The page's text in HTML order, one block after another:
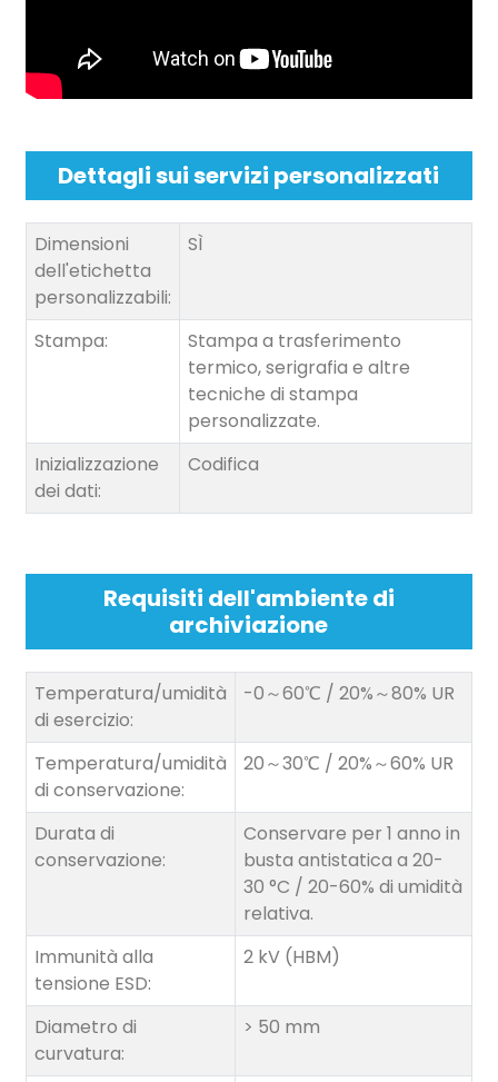
Dettagli sui servizi personalizzati
Dimensioni
dell'etichetta
personalizzabili:
SÌ
Stampa:
Stampa a trasferimento
termico, serigrafia e altre
tecniche di stampa
personalizzate.
Inizializzazione
dei dati:
Codifica
Requisiti dell'ambiente di
archiviazione
Temperatura/umidità
di esercizio:
-0～60℃ / 20%～80% UR
Temperatura/umidità
di conservazione:
20～30℃ / 20%～60% UR
Durata di
conservazione:
Conservare per 1 anno in
busta antistatica a 20-
30 °C / 20-60% di umidità
relativa.
Immunità alla
tensione ESD:
2 kV (HBM)
Diametro di
curvatura:
> 50 mm